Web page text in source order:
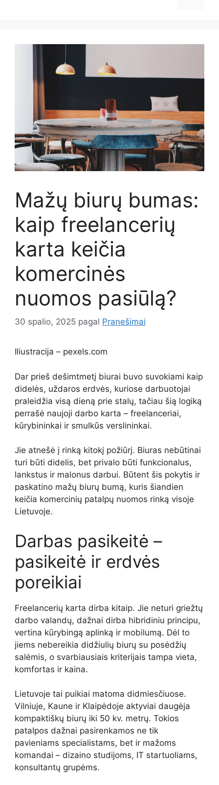
Mažų biurų bumas:
kaip freelancerių
karta keičia
komercinės
nuomos pasiūlą?
30 spalio, 2025 pagal Pranešimai
Iliustracija – pexels.com
Dar prieš dešimtmetį biurai buvo suvokiami kaip
didelės, uždaros erdvės, kuriose darbuotojai
praleidžia visą dieną prie stalų, tačiau šią logiką
perrašė naujoji darbo karta – freelanceriai,
kūrybininkai ir smulkūs verslininkai.
Jie atnešė į rinką kitokį požiūrį. Biuras nebūtinai
turi būti didelis, bet privalo būti funkcionalus,
lankstus ir malonus darbui. Būtent šis pokytis ir
paskatino mažų biurų bumą, kuris šiandien
keičia komercinių patalpų nuomos rinką visoje
Lietuvoje.
Darbas pasikeitė –
pasikeitė ir erdvės
poreikiai
Freelancerių karta dirba kitaip. Jie neturi griežtų
darbo valandų, dažnai dirba hibridiniu principu,
vertina kūrybingą aplinką ir mobilumą. Dėl to
jiems nebereikia didžiulių biurų su posėdžių
salėmis, o svarbiausiais kriterijais tampa vieta,
komfortas ir kaina.
Lietuvoje tai puikiai matoma didmiesčiuose.
Vilniuje, Kaune ir Klaipėdoje aktyviai daugėja
kompaktiškų biurų iki 50 kv. metrų. Tokios
patalpos dažnai pasirenkamos ne tik
pavieniams specialistams, bet ir mažoms
komandai – dizaino studijoms, IT startuoliams,
konsultantų grupėms.